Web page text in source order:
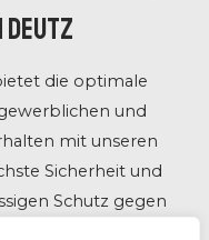
die optimale
und
mit unseren
Sicherheit und
Schutz gegen